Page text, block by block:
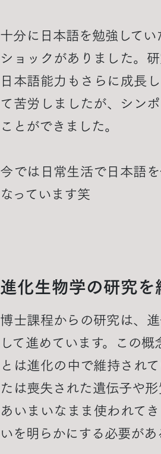
十分に日本語を勉強して
ショックがありました。
日本語能力もさらに成長
て苦労しましたが、シン
ことができました。
今では日常生活で日本語
なっています笑
進化生物学の研究を
博士課程からの研究は、
して進めています。この
とは進化の中で維持され
たは喪失された遺伝子や
あいまいなまま使われて
いを明らかにする必要があ